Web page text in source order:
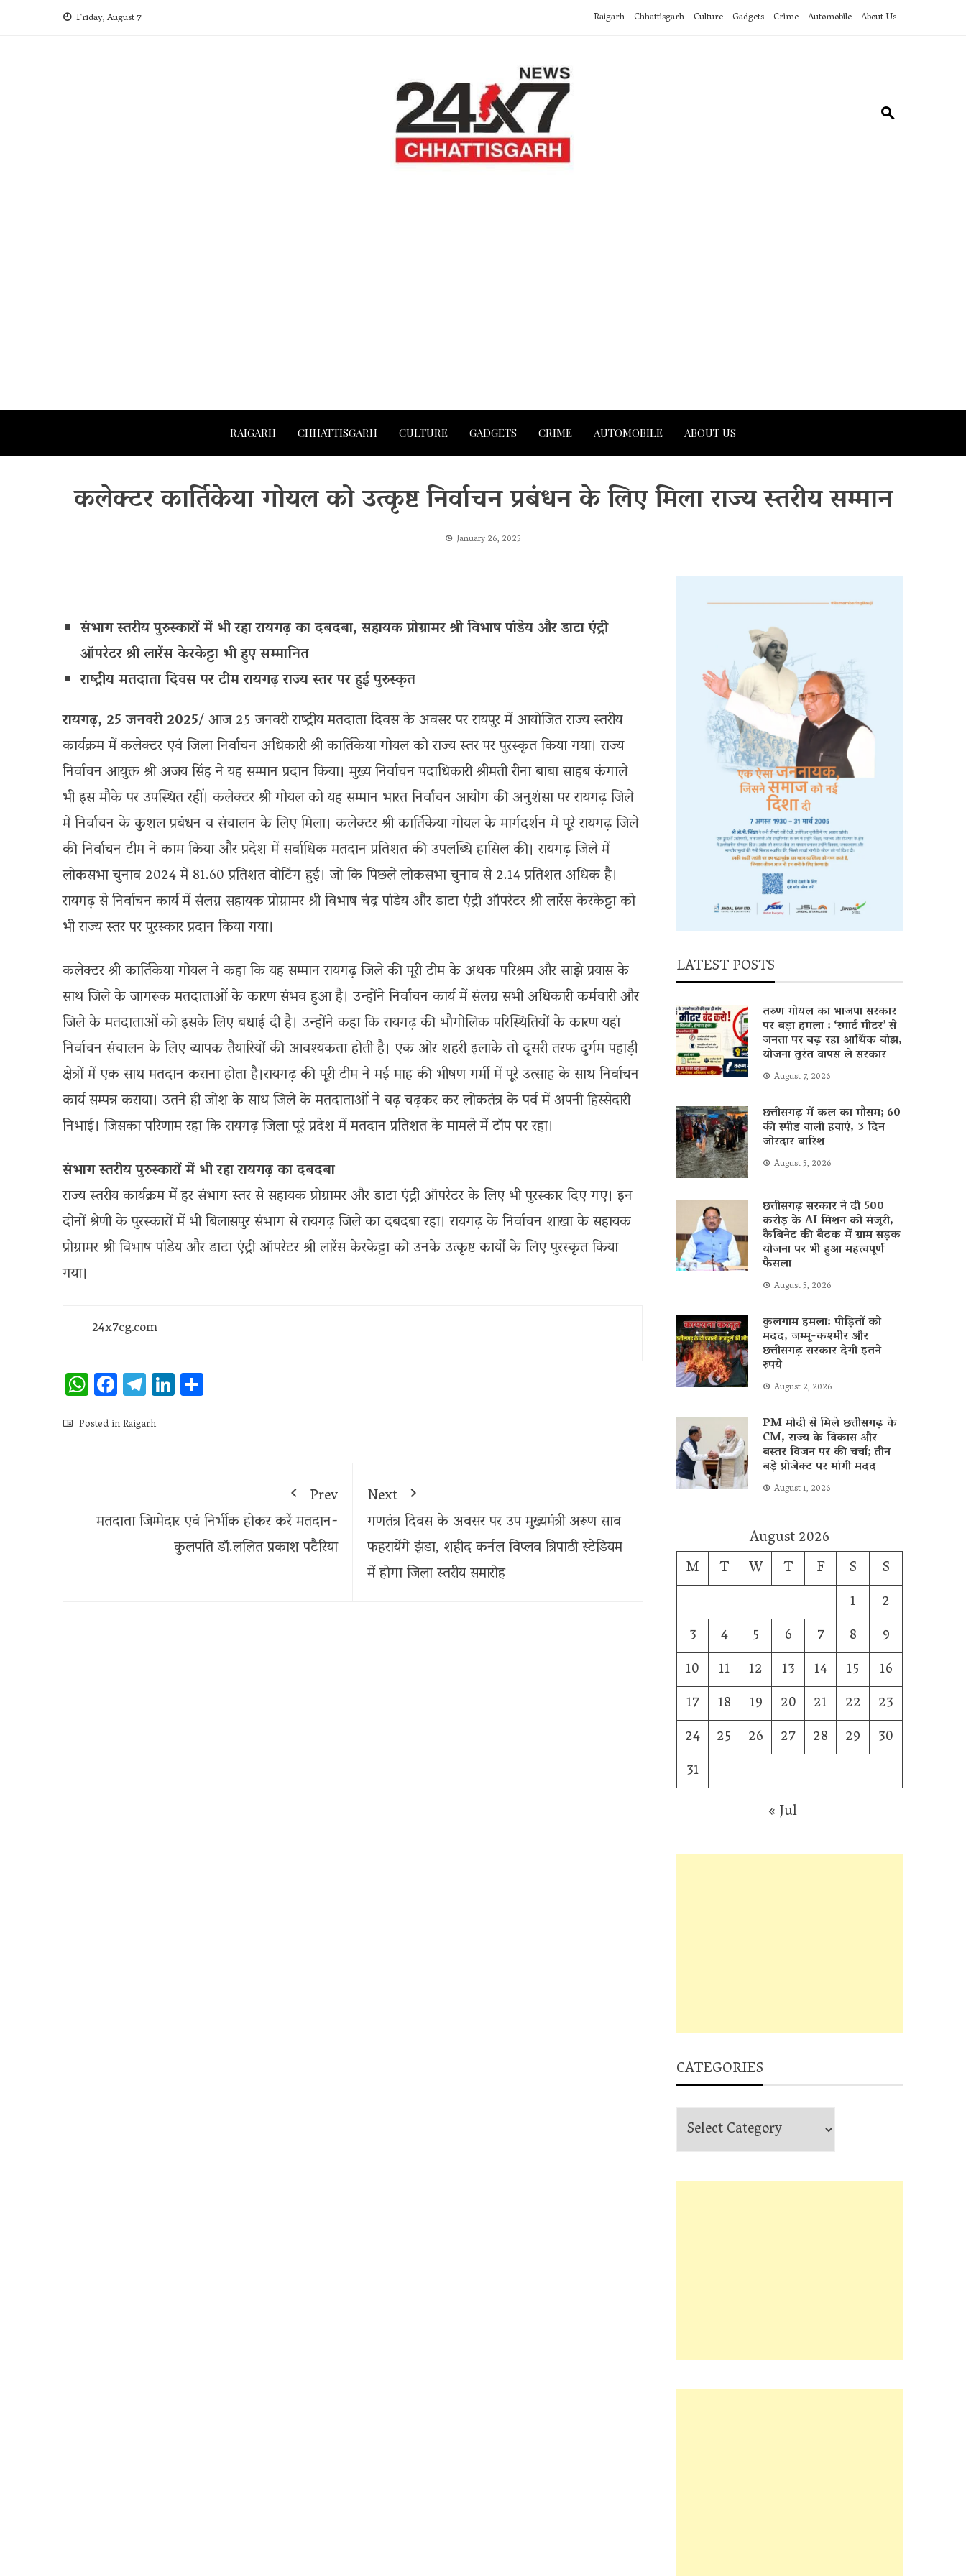
Friday, August 7 Raigarh Chhattisgarh Culture Gadgets Crime Automobile About Us
RAIGARH CHHATTISGARH CULTURE GADGETS CRIME AUTOMOBILE ABOUT US
कलेक्टर कार्तिकेया गोयल को उत्कृष्ट निर्वाचन प्रबंधन के लिए मिला राज्य स्तरीय सम्मान
January 26, 2025
संभाग स्तरीय पुरुस्कारों में भी रहा रायगढ़ का दबदबा, सहायक प्रोग्रामर श्री विभाष पांडेय और डाटा एंट्री
ऑपरेटर श्री लारेंस केरकेट्टा भी हुए सम्मानित
राष्ट्रीय मतदाता दिवस पर टीम रायगढ़ राज्य स्तर पर हुई पुरुस्कृत
रायगढ़, 25 जनवरी 2025/ आज 25 जनवरी राष्ट्रीय मतदाता दिवस के अवसर पर रायपुर में आयोजित राज्य स्तरीय
कार्यक्रम में कलेक्टर एवं जिला निर्वाचन अधिकारी श्री कार्तिकेया गोयल को राज्य स्तर पर पुरस्कृत किया गया। राज्य
निर्वाचन आयुक्त श्री अजय सिंह ने यह सम्मान प्रदान किया। मुख्य निर्वाचन पदाधिकारी श्रीमती रीना बाबा साहब कंगाले
भी इस मौके पर उपस्थित रहीं। कलेक्टर श्री गोयल को यह सम्मान भारत निर्वाचन आयोग की अनुशंसा पर रायगढ़ जिले
में निर्वाचन के कुशल प्रबंधन व संचालन के लिए मिला। कलेक्टर श्री कार्तिकेया गोयल के मार्गदर्शन में पूरे रायगढ़ जिले
की निर्वाचन टीम ने काम किया और प्रदेश में सर्वाधिक मतदान प्रतिशत की उपलब्धि हासिल की। रायगढ़ जिले में
लोकसभा चुनाव 2024 में 81.60 प्रतिशत वोटिंग हुई। जो कि पिछले लोकसभा चुनाव से 2.14 प्रतिशत अधिक है।
रायगढ़ से निर्वाचन कार्य में संलग्न सहायक प्रोग्रामर श्री विभाष चंद्र पांडेय और डाटा एंट्री ऑपरेटर श्री लारेंस केरकेट्टा को
भी राज्य स्तर पर पुरस्कार प्रदान किया गया।
कलेक्टर श्री कार्तिकेया गोयल ने कहा कि यह सम्मान रायगढ़ जिले की पूरी टीम के अथक परिश्रम और साझे प्रयास के
साथ जिले के जागरूक मतदाताओं के कारण संभव हुआ है। उन्होंने निर्वाचन कार्य में संलग्न सभी अधिकारी कर्मचारी और
जिले के मतदाताओं को इसके लिए बधाई दी है। उन्होंने कहा कि रायगढ़ की भौगोलिक परिस्थितियों के कारण यहां
निर्वाचन संचालन के लिए व्यापक तैयारियों की आवश्यकता होती है। एक ओर शहरी इलाके तो दूसरी तरफ दुर्गम पहाड़ी
क्षेत्रों में एक साथ मतदान कराना होता है।रायगढ़ की पूरी टीम ने मई माह की भीषण गर्मी में पूरे उत्साह के साथ निर्वाचन
कार्य सम्पन्न कराया। उतने ही जोश के साथ जिले के मतदाताओं ने बढ़ चढ़कर कर लोकतंत्र के पर्व में अपनी हिस्सेदारी
निभाई। जिसका परिणाम रहा कि रायगढ़ जिला पूरे प्रदेश में मतदान प्रतिशत के मामले में टॉप पर रहा।
संभाग स्तरीय पुरुस्कारों में भी रहा रायगढ़ का दबदबा
राज्य स्तरीय कार्यक्रम में हर संभाग स्तर से सहायक प्रोग्रामर और डाटा एंट्री ऑपरेटर के लिए भी पुरस्कार दिए गए। इन
दोनों श्रेणी के पुरस्कारों में भी बिलासपुर संभाग से रायगढ़ जिले का दबदबा रहा। रायगढ़ के निर्वाचन शाखा के सहायक
प्रोग्रामर श्री विभाष पांडेय और डाटा एंट्री ऑपरेटर श्री लारेंस केरकेट्टा को उनके उत्कृष्ट कार्यों के लिए पुरस्कृत किया
गया।
24x7cg.com
WhatsApp
Facebook
Telegram
LinkedIn
Posted inRaigarh
Prev
मतदाता जिम्मेदार एवं निर्भीक होकर करें मतदान-
कुलपति डॉ.ललित प्रकाश पटैरिया
Next
गणतंत्र दिवस के अवसर पर उप मुख्यमंत्री अरूण साव
फहरायेंगे झंडा, शहीद कर्नल विप्लव त्रिपाठी स्टेडियम
में होगा जिला स्तरीय समारोह
LATEST POSTS
तरुण गोयल का भाजपा सरकार
पर बड़ा हमला : ‘स्मार्ट मीटर’ से
जनता पर बढ़ रहा आर्थिक बोझ,
योजना तुरंत वापस ले सरकार
August 7, 2026
छत्तीसगढ़ में कल का मौसम; 60
की स्पीड वाली हवाएं, 3 दिन
जोरदार बारिश
August 5, 2026
छत्तीसगढ़ सरकार ने दी 500
करोड़ के AI मिशन को मंजूरी,
कैबिनेट की बैठक में ग्राम सड़क
योजना पर भी हुआ महत्वपूर्ण
फैसला
August 5, 2026
कुलगाम हमला: पीड़ितों को
मदद, जम्मू-कश्मीर और
छत्तीसगढ़ सरकार देगी इतने
रुपये
August 2, 2026
PM मोदी से मिले छत्तीसगढ़ के
CM, राज्य के विकास और
बस्तर विजन पर की चर्चा; तीन
बड़े प्रोजेक्ट पर मांगी मदद
August 1, 2026
August 2026
M
T W T F S
S
1
2
3
4 5 6 7 8
9
10
11 12 13 14 15
16
17
18 19 20 21 22
23
24
25 26 27 28 29
30
31
« Jul
CATEGORIES
Categories